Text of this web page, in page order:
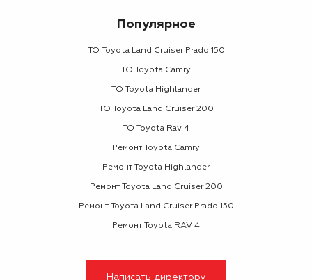
Популярное
ТО Toyota Land Cruiser Prado 150
ТО Toyota Camry
ТО Toyota Highlander
ТО Toyota Land Cruiser 200
ТО Toyota Rav 4
Ремонт Toyota Camry
Ремонт Toyota Highlander
Ремонт Toyota Land Cruiser 200
Ремонт Toyota Land Cruiser Prado 150
Ремонт Toyota RAV 4
Написать директору